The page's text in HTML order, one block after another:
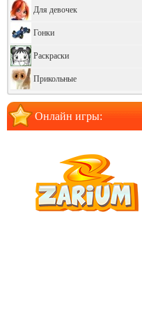
Для девочек
Гонки
Раскраски
Прикольные
Онлайн игры: